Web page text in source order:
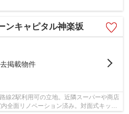
ンキャピタル神楽坂
掲載物件
線2駅利用可の立地。近隣スーパーや商店
全面リノベーション済み。対面式キッチ